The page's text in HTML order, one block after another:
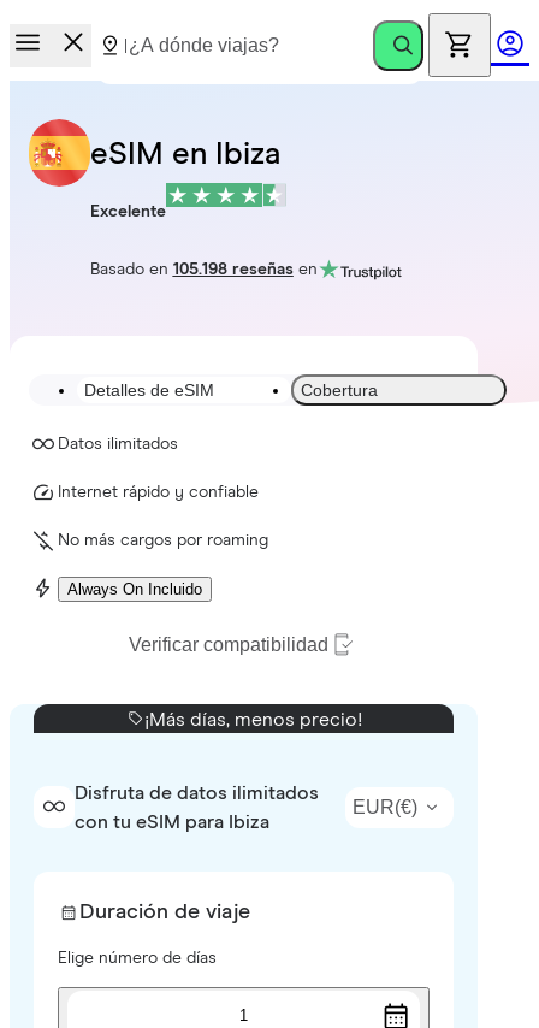
eSIM en Ibiza
Excelente
Basado en 105.198 reseñasen
Detalles de eSIM Cobertura
Datos ilimitados
Internet rápido y confiable
No más cargos por roaming
Always On Incluido
Verificar compatibilidad
¡Más días, menos precio!
Disfruta de datos ilimitados
con tu eSIM para Ibiza
EUR(€)
Duración de viaje
Elige número de días
1